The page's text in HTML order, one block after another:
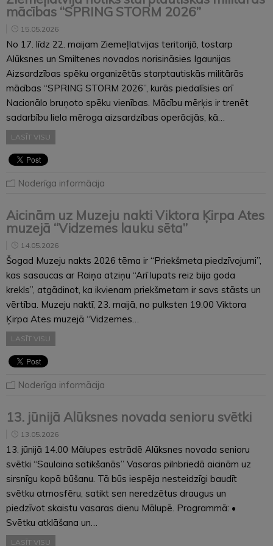
mācības “SPRING STORM 2026”
15.05.2026
No 17. līdz 22. maijam Ziemeļlatvijas teritorijā, tostarp
Alūksnes un Smiltenes novados norisināsies Igaunijas
Aizsardzības spēku organizētās starptautiskās militārās
mācības “SPRING STORM 2026”, kurās piedalīsies arī
Nacionālo bruņoto spēku vienības. Mācību mērķis ir trenēt
sadarbību liela mēroga aizsardzības operācijās, kā…
LASĪT VISU
Noderīga informācija
Aicinām uz Muzeju nakti Viktora Ķirpa Ates
muzejā “Vidzemes lauku sēta”
14.05.2026
Šogad Muzeju nakts 2026 tēma ir “Priekšmeta piedzīvojumi”,
kas sasaucas ar Raiņa atziņu “Arī lupats reiz bija goda
krekls”, atgādinot, ka ikvienam priekšmetam ir savs stāsts un
vērtība. Muzeju naktī, 23. maijā, no pulksten 19.00 Viktora
Ķirpa Ates muzejā “Vidzemes…
LASĪT VISU
Noderīga informācija
13. jūnijā Alūksnes novada senioru svētki
13.05.2026
13. jūnijā 14.00 Mālupes estrādē Alūksnes novada senioru
svētki “Saulaina satikšanās” Vasaras pilnbriedā aicinām uz
sirsnīgu kopā būšanu. Tā būs iespēja nesteidzīgi baudīt
svētku atmosfēru, satikt sen neredzētus draugus un
piedzīvot skaistu vasaras dienu Mālupē. Programmā: •
Svētku atklāšana un…
LASĪT VISU